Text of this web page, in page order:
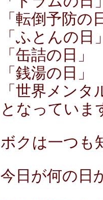
「転倒予防の
「ふとんの日」
「缶詰の日」
「銭湯の日」
「世界メンタ
となっていま
ボクは一つも
今日が何の日